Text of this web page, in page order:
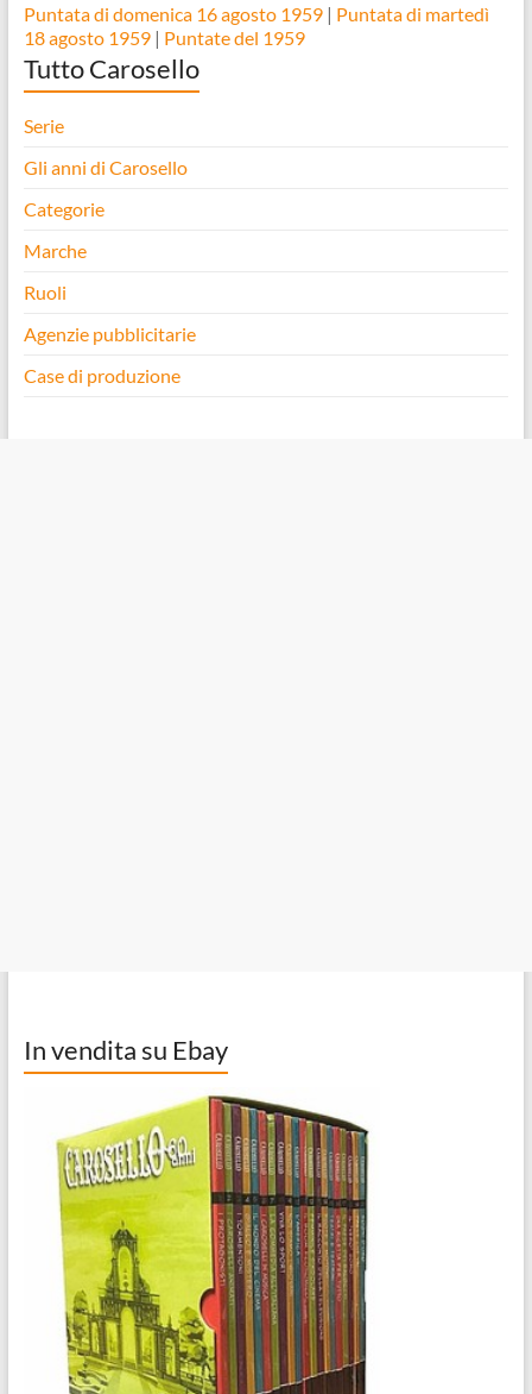
Puntata di domenica 16 agosto 1959| Puntata di martedì
18 agosto 1959| Puntate del 1959
Tutto Carosello
Serie
Gli anni di Carosello
Categorie
Marche
Ruoli
Agenzie pubblicitarie
Case di produzione
In vendita su Ebay